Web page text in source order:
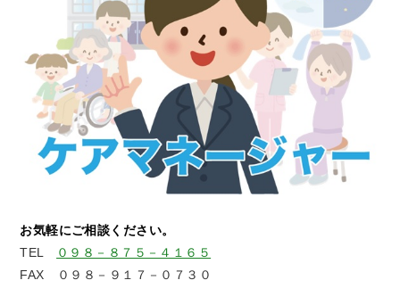
お気軽にご相談ください。
TEL
０９８－８７５－４１６５
FAX ０９８－９１７－０７３０